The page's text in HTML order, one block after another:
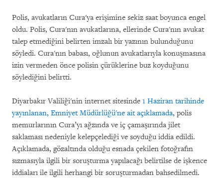
Polis, avukatların Cura'ya erişimine sekiz saat boyunca engel
oldu. Polis, Cura'nın avukatlarına, ellerinde Cura'nın avukat
talep etmediğini belirten imzalı bir yazının bulunduğunu
söyledi. Cura'nın babası, oğlunun avukatlarıyla konuşmasına
izin vermeden önce polisin çürüklerine buz koyduğunu
söylediğini belirtti.
Diyarbakır Valiliği'nin internet sitesinde 1 Haziran tarihinde
yayınlanan, Emniyet Müdürlüğü'ne ait açıklamada, polis
memurlarının Cura’yı ağzında ve iç çamaşırında jilet
saklaması nedeniyle kelepçelediği ve soyduğu iddia edildi.
Açıklamada, gözaltında olduğu esnada çekilen fotoğrafın
sızmasıyla ilgili bir soruşturma yapılacağı belirtilse de işkence
iddiaları ile ilgili herhangi bir soruşturmadan bahsedilmedi.